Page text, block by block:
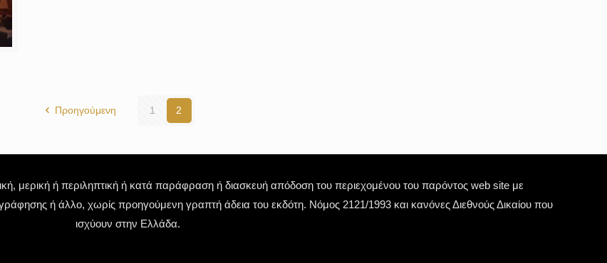
Προηγούμενη 1 2
ή περιληπτική ή κατά παράφραση ή διασκευή απόδοση του περιεχομένου του παρόντος web site με
ή άλλο, χωρίς προηγούμενη γραπτή άδεια του εκδότη. Νόμος 2121/1993 και κανόνες Διεθνούς Δικαίου που
ισχύουν στην Ελλάδα.